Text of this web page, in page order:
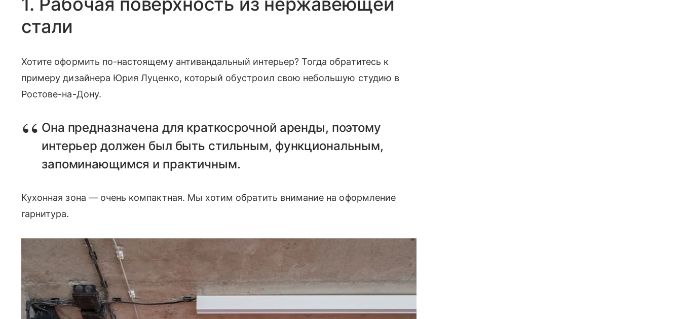
стали
Хотите оформить по-настоящему антивандальный интерьер? Тогда обратитесь к
примеру дизайнера Юрия Луценко, который обустроил свою небольшую студию в
Ростове-на-Дону.
Она предназначена для краткосрочной аренды, поэтому
интерьер должен был быть стильным, функциональным,
запоминающимся и практичным.
Кухонная зона — очень компактная. Мы хотим обратить внимание на оформление
гарнитура.